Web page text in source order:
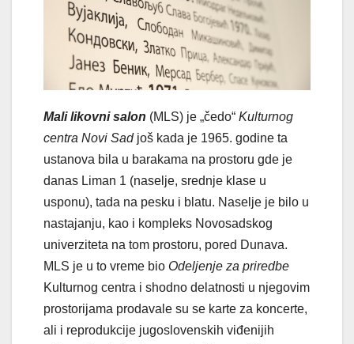
Mali likovni salon (MLS) je „čedo“ Kulturnog
centra Novi Sad još kada je 1965. godine ta
ustanova bila u barakama na prostoru gde je
danas Liman 1 (naselje, srednje klase u
usponu), tada na pesku i blatu. Naselje je bilo u
nastajanju, kao i kompleks Novosadskog
univerziteta na tom prostoru, pored Dunava.
MLS je u to vreme bio Odeljenje za priredbe
Kulturnog centra i shodno delatnosti u njegovim
prostorijama prodavale su se karte za koncerte,
ali i reprodukcije jugoslovenskih viđenijih